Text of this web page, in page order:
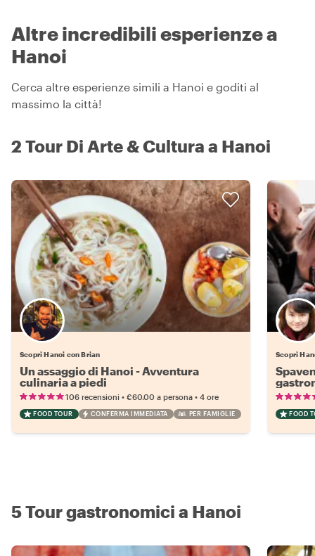
Altre incredibili esperienze a
Hanoi
Cerca altre esperienze simili a Hanoi e goditi al
massimo la città!
2 Tour Di Arte & Cultura a Hanoi
Scopri Hanoi con Brian
Un assaggio di Hanoi - Avventura
culinaria a piedi
106 recensioni • €60.00 a persona • 4 ore
FOOD TOUR CONFERMA IMMEDIATA PER FAMIGLIE
Scopri
FOOD
5 Tour gastronomici a Hanoi